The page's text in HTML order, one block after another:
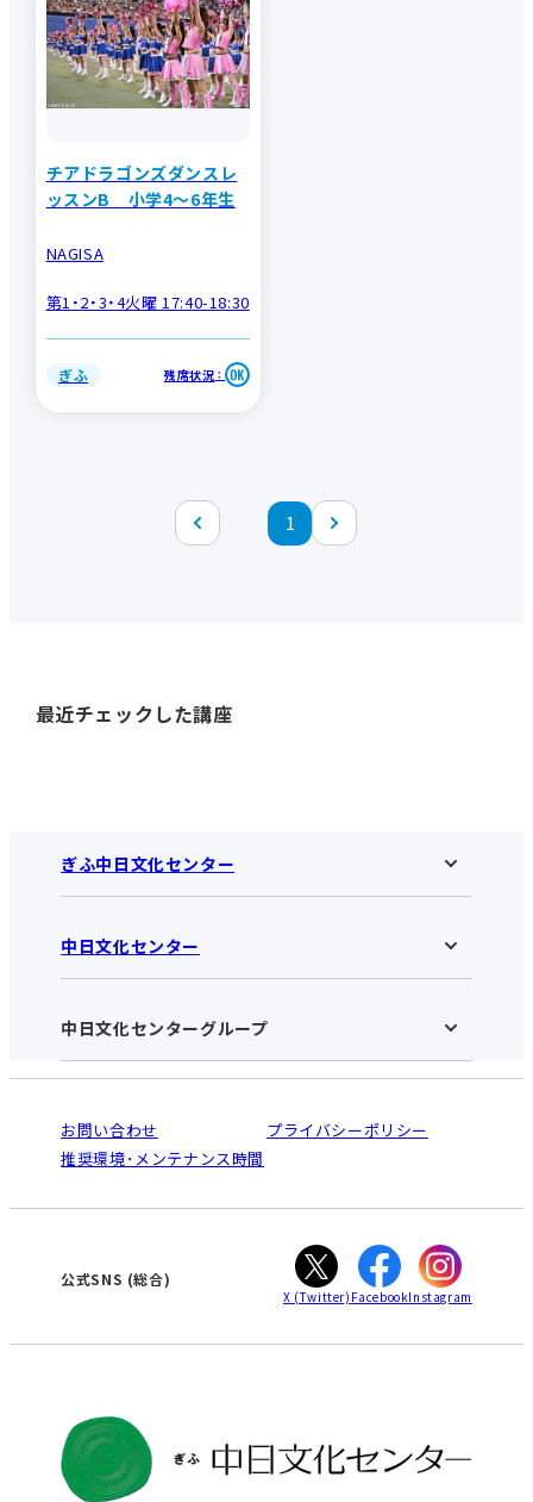
チアドラゴンズダンスレ
ッスンB 小学4～6年生
NAGISA
第1・2・3・4火曜 17:40-18:30
ぎふ 残席状況 ：
1
最近チェックした講座
ぎふ中日文化センター
ぎふ中日文化センターHOME
アクセス･営業時間
お申し込みの流れ
入会と受講のご案内
中日文化センター
中日文化センターHOME
受講規約・会員特典
ご利用ガイド
オンライン講座受講の手順
WEBサイトのよくある質問
中日文化センターグループ
南大高
犬山
高蔵寺
大垣
津
お問い合わせ
プライバシーポリシー
推奨環境･メンテナンス時間
公式SNS (総合)
X (Twitter) FacebookInstagram